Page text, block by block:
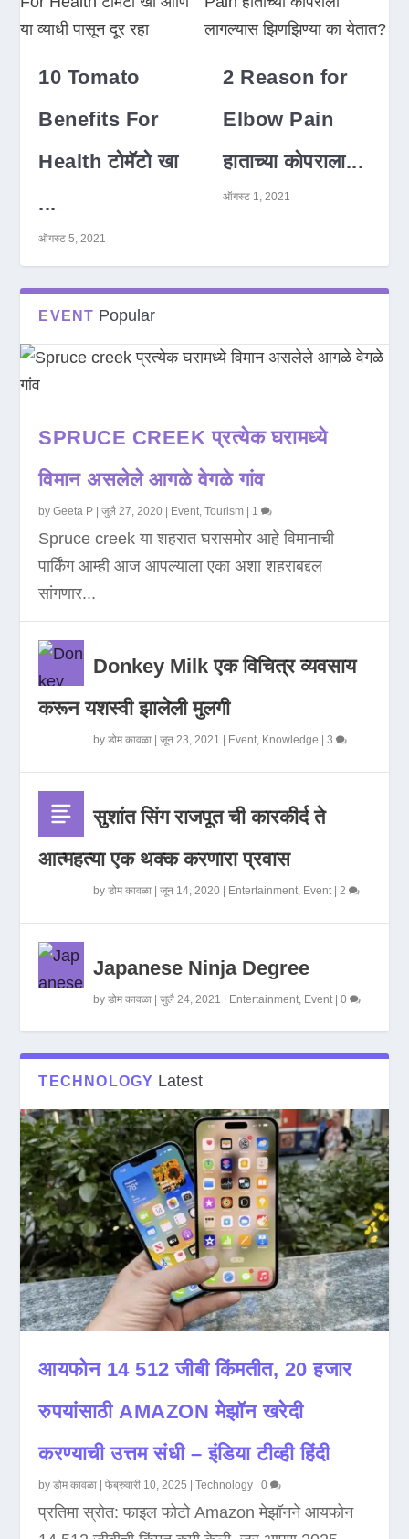
10 Tomato
Benefits For
Health टोमॅटो खा
...
ऑगस्ट 5, 2021
2 Reason for
Elbow Pain
हाताच्या कोपराला...
ऑगस्ट 1, 2021
EVENT Popular
SPRUCE CREEK प्रत्येक घरामध्ये
विमान असलेले आगळे वेगळे गांव
byGeeta P |जुलै 27, 2020 Event,Tourism 1
Spruce creek या शहरात घरासमोर आहे विमानाची
पार्किंग आम्ही आज आपल्याला एका अशा शहराबद्दल
सांगणार...
Donkey Milk एक विचित्र व्यवसाय
करून यशस्वी झालेली मुलगी
byडोम कावळा |जून 23, 2021 Event, Knowledge |3
सुशांत सिंग राजपूत ची कारकीर्द ते
आत्महत्या एक थक्क करणारा प्रवास
byडोम कावळा |जून 14, 2020 Entertainment, Event|2
Japanese Ninja Degree
byडोम कावळा |जुलै 24, 2021 Entertainment, Event|0
TECHNOLOGY Latest
आयफोन 14 512 जीबी किंमतीत, 20 हजार
रुपयांसाठी AMAZON मेझॉन खरेदी
करण्याची उत्तम संधी – इंडिया टीव्ही हिंदी
byडोम कावळा |फेब्रुवारी 10, 2025 |Technology |0
प्रतिमा स्रोत: फाइल फोटो Amazon मेझॉनने आयफोन